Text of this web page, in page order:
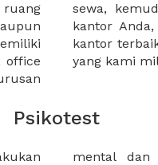
ruang
office
calon
sewa
harga
yang kami
Psikotest